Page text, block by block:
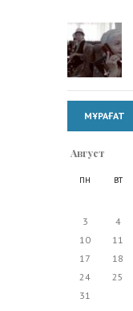
МҰРАҒАТ
Август
ПН ВТ
3
4
10
11
17
18
24
25
31